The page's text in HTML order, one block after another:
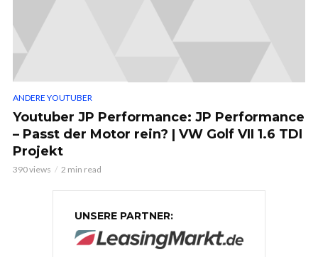
ANDERE YOUTUBER
Youtuber JP Performance: JP Performance
– Passt der Motor rein? | VW Golf VII 1.6 TDI
Projekt
390 views 2 min read
UNSERE PARTNER: